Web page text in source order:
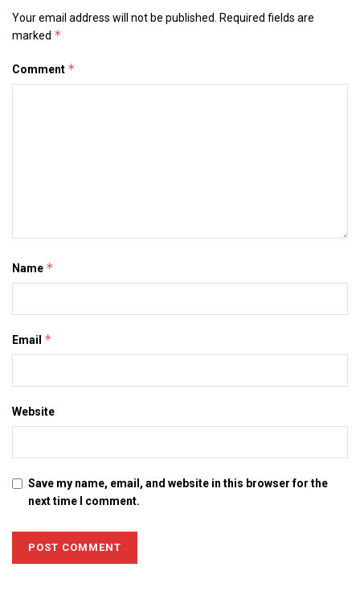
Your email address will not be published. Required fields are
marked *
Comment *
Name *
Email *
Website
Save my name, email, and website in this browser for the
next time I comment.